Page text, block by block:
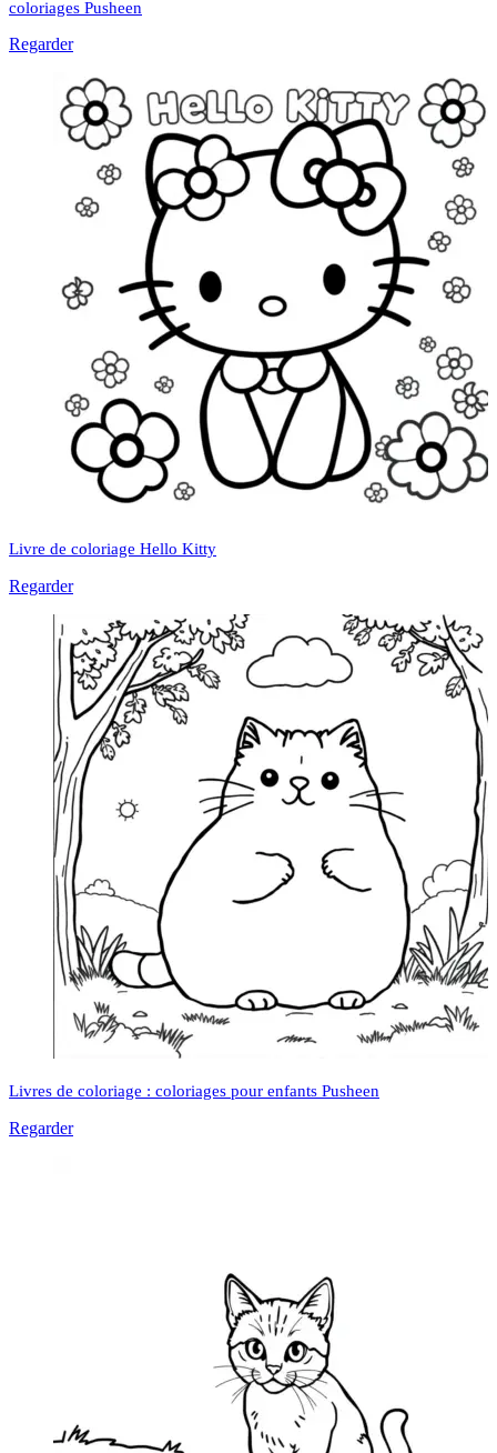
coloriages Pusheen
Regarder
Livre de coloriage Hello Kitty
Regarder
Livres de coloriage : coloriages pour enfants Pusheen
Regarder